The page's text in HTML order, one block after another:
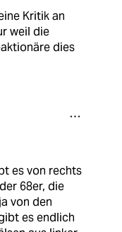
Kritik an
weil die
dies
es von rechts
68er, die
von den
es endlich